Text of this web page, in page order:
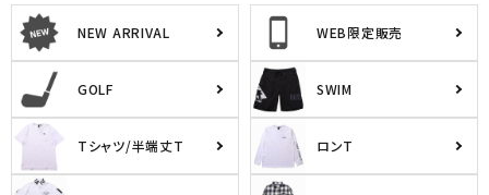
NEW ARRIVAL WEB限定販売
GOLF SWIM
Tシャツ/半端丈T ロンT